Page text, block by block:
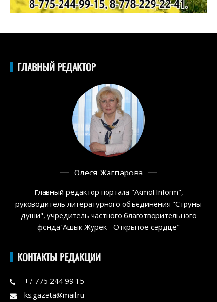
ГЛАВНЫЙ РЕДАКТОР
Олеся Жагпарова
Главный редактор портала "Akmol Inform",
руководитель литературного объединения "Струны
души", учредитель частного благотворительного
фонда"Ашык Журек - Открытое сердце"
КОНТАКТЫ РЕДАКЦИИ
+7 775 244 99 15
ks.gazeta@mail.ru